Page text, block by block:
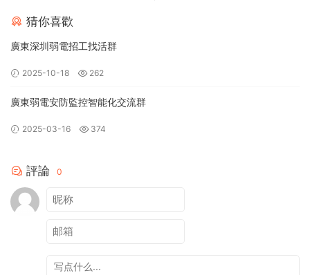
猜你喜歡
廣東深圳弱電招工找活群
2025-10-18 262
廣東弱電安防監控智能化交流群
2025-03-16 374
評論 0